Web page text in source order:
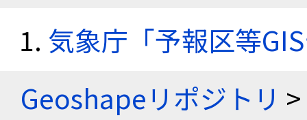
気象庁「予報区等
Geoshapeリポジトリ >